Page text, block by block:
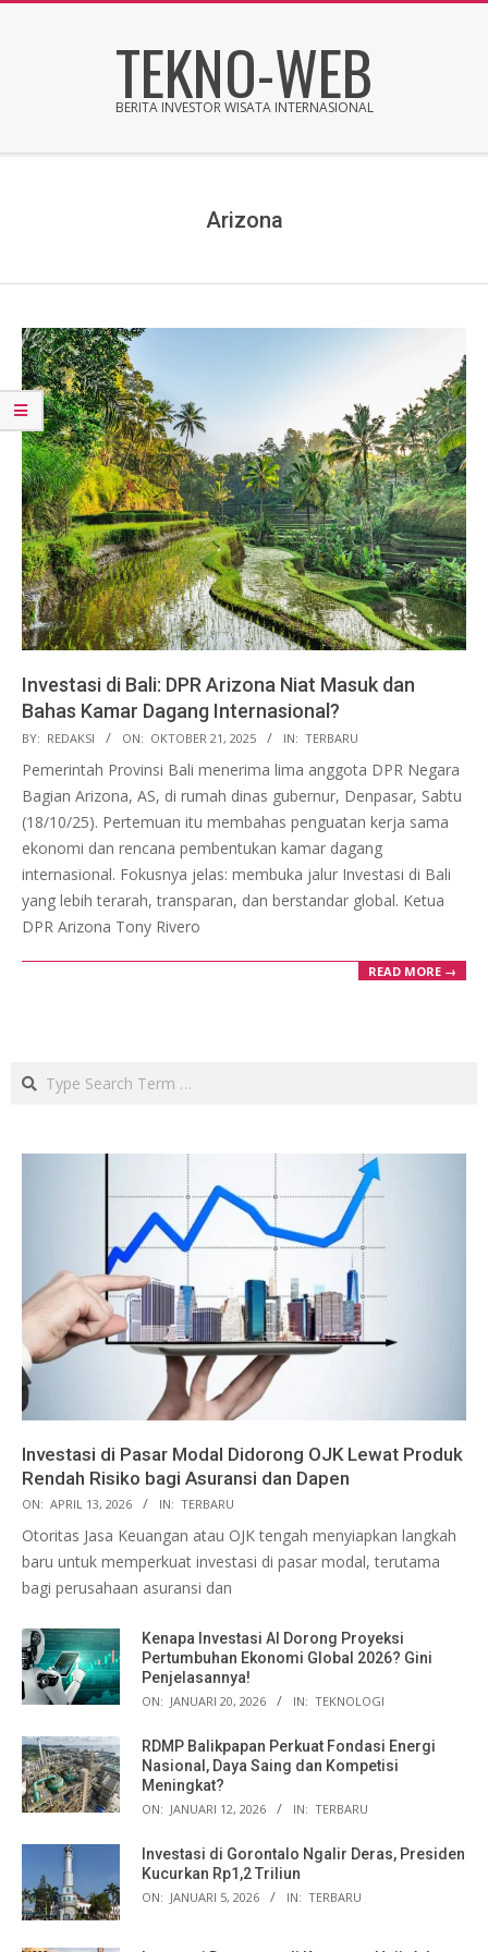
TEKNO-WEB
BERITA INVESTOR WISATA INTERNASIONAL
Arizona
Investasi di Bali: DPR Arizona Niat Masuk dan
Bahas Kamar Dagang Internasional?
2025-
10-
21
BY: REDAKSI ON: OKTOBER 21, 2025 IN: TERBARU
Pemerintah Provinsi Bali menerima lima anggota DPR Negara
Bagian Arizona, AS, di rumah dinas gubernur, Denpasar, Sabtu
(18/10/25). Pertemuan itu membahas penguatan kerja sama
ekonomi dan rencana pembentukan kamar dagang
internasional. Fokusnya jelas: membuka jalur Investasi di Bali
yang lebih terarah, transparan, dan berstandar global. Ketua
DPR Arizona Tony Rivero
READ MORE →
Search
Investasi di Pasar Modal Didorong OJK Lewat Produk
Rendah Risiko bagi Asuransi dan Dapen
ON: APRIL 13, 2026 IN: TERBARU
Otoritas Jasa Keuangan atau OJK tengah menyiapkan langkah
baru untuk memperkuat investasi di pasar modal, terutama
bagi perusahaan asuransi dan
Kenapa Investasi AI Dorong Proyeksi
Pertumbuhan Ekonomi Global 2026? Gini
Penjelasannya!
ON: JANUARI 20, 2026 IN: TEKNOLOGI
RDMP Balikpapan Perkuat Fondasi Energi
Nasional, Daya Saing dan Kompetisi
Meningkat?
ON: JANUARI 12, 2026 IN: TERBARU
Investasi di Gorontalo Ngalir Deras, Presiden
Kucurkan Rp1,2 Triliun
ON: JANUARI 5, 2026 IN: TERBARU